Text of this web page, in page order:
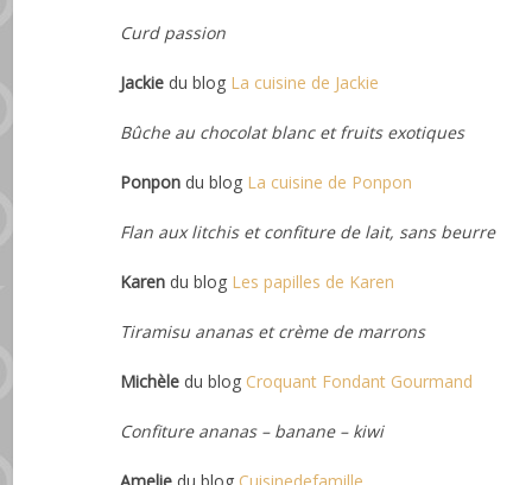
Curd passion
Jackie du blog La cuisine de Jackie
Bûche au chocolat blanc et fruits exotiques
Ponpon du blog La cuisine de Ponpon
Flan aux litchis et confiture de lait, sans beurre
Karen du blog Les papilles de Karen
Tiramisu ananas et crème de marrons
Michèle du blog Croquant Fondant Gourmand
Confiture ananas – banane – kiwi